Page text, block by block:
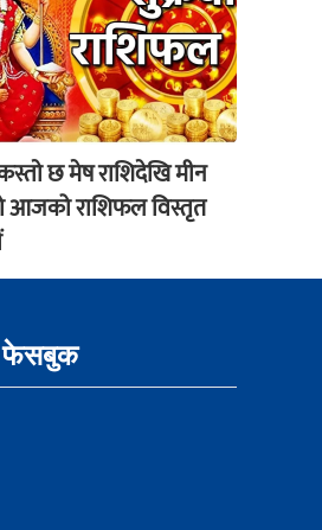
छ मेष राशिदेखि मीन
आजको राशिफल विस्तृत
फेसबुक